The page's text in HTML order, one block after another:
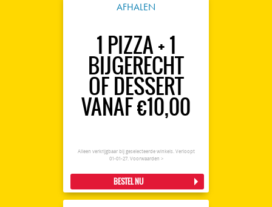
AFHALEN
1 PIZZA + 1
BIJGERECHT
OF DESSERT
VANAF €10,00
Alleen verkrijgbaar bij geselecteerde winkels. Verloopt
01-01-27. Voorwaarden >
BESTEL NU